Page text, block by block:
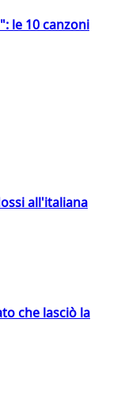
le 10 canzoni
all'italiana
che lasciò la